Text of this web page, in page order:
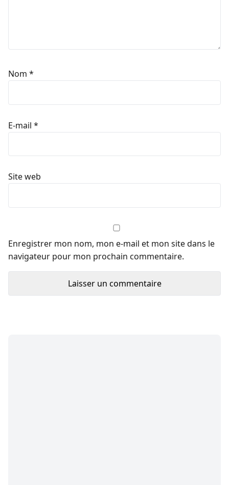
Nom *
E-mail *
Site web
Enregistrer mon nom, mon e-mail et mon site dans le
navigateur pour mon prochain commentaire.